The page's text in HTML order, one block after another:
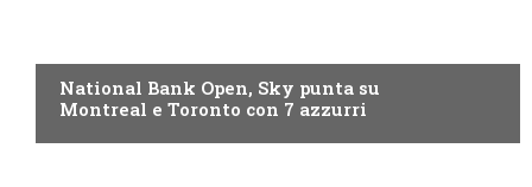
National Bank Open, Sky punta su
Montreal e Toronto con 7 azzurri